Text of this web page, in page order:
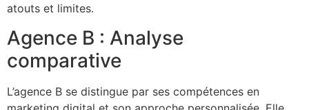
atouts et limites.
Agence B : Analyse
comparative
L’agence B se distingue par ses compétences en